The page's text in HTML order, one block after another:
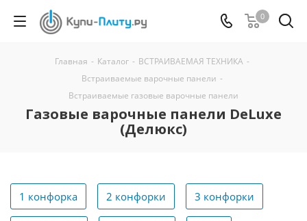
0
Главная - Каталог - ВСТРАИВАЕМАЯ ТЕХНИКА -
Встраиваемые варочные панели -
Встраиваемые газовые варочные панели
Газовые варочные панели DeLuxe
(Делюкс)
1 конфорка 2 конфорки 3 конфорки